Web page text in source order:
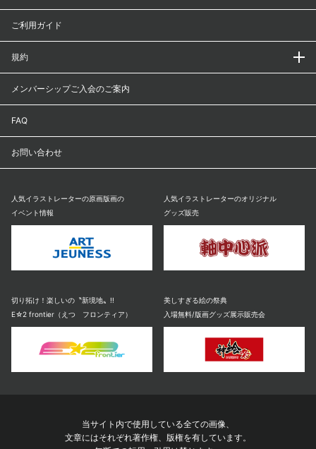
人気イラストレーターの原画版画の
イベント情報
人気イラストレーターのオリジナル
グッズ販売
切り拓け！楽しいの〝新境地〟!!
E☆2 frontier（えつ フロンティア）
美しすぎる絵の祭典
入場無料/版画グッズ展示販売会
ご利用ガイド
規約
メンバーシップご入会のご案内
FAQ
お問い合わせ
当サイト内で使用している全ての画像、
文章にはそれぞれ著作権、版権を有しています。